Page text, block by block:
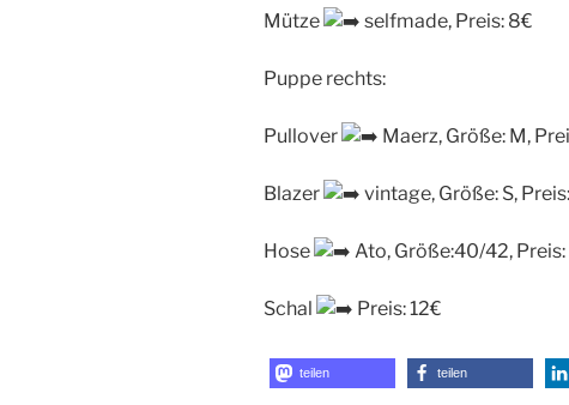
Mütze selfmade, Preis: 8€
Puppe rechts:
Pullover Maerz, Größe: M,
Blazer vintage, Größe: S,
Hose Ato, Größe:40/42,
Schal Preis: 12€
teilen teilen